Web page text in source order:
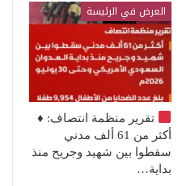
العرض في الرئيسة
تقرير منظمة انتصاف: ♦️
أكثر من 61 ألف مدني
سقطوا بين شهيد وجريح منذ
بداية…